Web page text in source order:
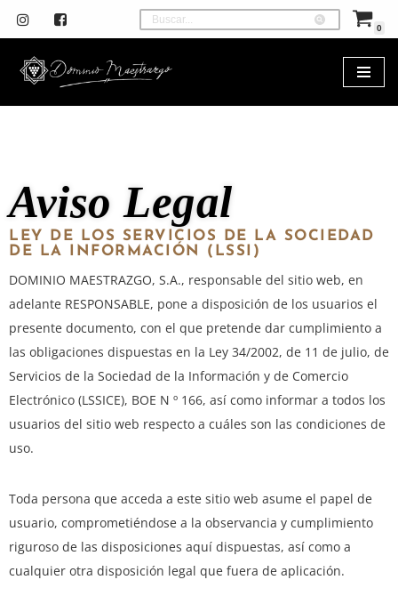
al
0
Aviso Legal
LEY DE LOS SERVICIOS DE LA SOCIEDAD
DE LA INFORMACIÓN (LSSI)
DOMINIO MAESTRAZGO, S.A., responsable del sitio web, en
adelante RESPONSABLE, pone a disposición de los usuarios el
presente documento, con el que pretende dar cumplimiento a
las obligaciones dispuestas en la Ley 34/2002, de 11 de julio, de
Servicios de la Sociedad de la Información y de Comercio
Electrónico (LSSICE), BOE N º 166, así como informar a todos los
usuarios del sitio web respecto a cuáles son las condiciones de
uso.
Toda persona que acceda a este sitio web asume el papel de
usuario, comprometiéndose a la observancia y cumplimiento
riguroso de las disposiciones aquí dispuestas, así como a
cualquier otra disposición legal que fuera de aplicación.